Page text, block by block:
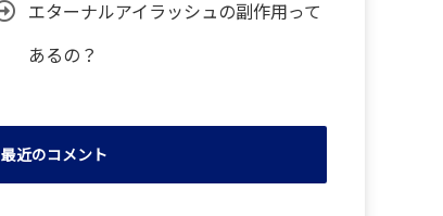
エターナルアイラッシュの副作用って
あるの？
最近のコメント